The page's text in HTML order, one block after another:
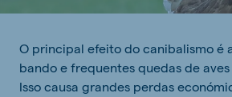
O principal efeito do canibalismo é
bando e frequentes quedas de
Isso causa grandes perdas